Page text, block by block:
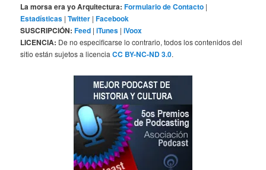
La morsa era yo Arquitectura: Formulario de Contacto |
Estadísticas |Twitter |Facebook
SUSCRIPCIÓN: Feed |iTunes |iVoox
LICENCIA: De no especificarse lo contrario, todos los contenidos del
sitio están sujetos a licenciaCC BY-NC-ND 3.0.